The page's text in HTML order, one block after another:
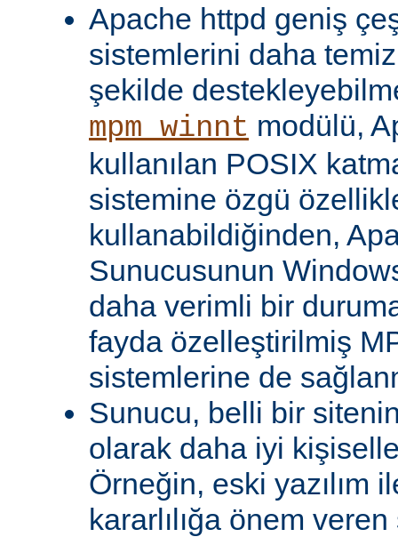
Apache httpd geniş
sistemlerini daha
şekilde
mpm_winnt modülü,
kullanılan POSIX
sistemine özgü
kullanabildiğinden,
Sunucusunun
daha verimli bir
fayda özelleştirilmiş
sistemlerine de
Sunucu, belli bir
olarak daha iyi
Örneğin, eski yazılım
kararlılığa önem